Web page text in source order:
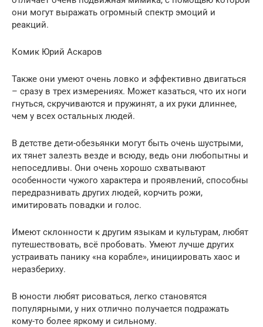
они могут выражать огромный спектр эмоций и
реакций.
Комик Юрий Аскаров
Также они умеют очень ловко и эффективно двигаться
– сразу в трех измерениях. Может казаться, что их ноги
гнуться, скручиваются и пружинят, а их руки длиннее,
чем у всех остальных людей.
В детстве дети-обезьянки могут быть очень шустрыми,
их тянет залезть везде и всюду, ведь они любопытны и
непоседливы. Они очень хорошо схватывают
особенности чужого характера и проявлений, способны
передразнивать других людей, корчить рожи,
имитировать повадки и голос.
Имеют склонности к другим языкам и культурам, любят
путешествовать, всё пробовать. Умеют лучше других
устраивать панику «на корабле», инициировать хаос и
неразбериху.
В юности любят рисоваться, легко становятся
популярными, у них отлично получается подражать
кому-то более яркому и сильному.